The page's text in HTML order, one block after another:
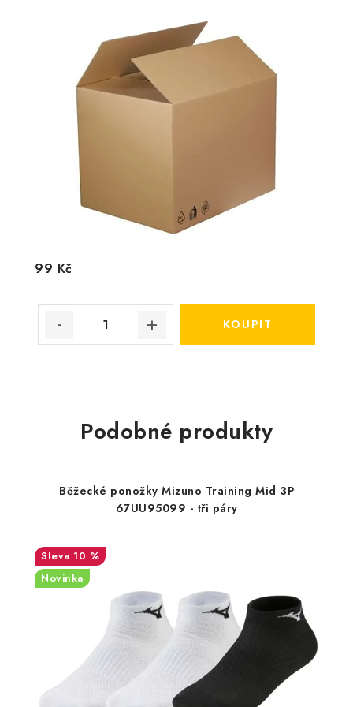
99 Kč
Podobné produkty
Běžecké ponožky Mizuno Training Mid 3P
67UU95099 - tři páry
10 %
Novinka